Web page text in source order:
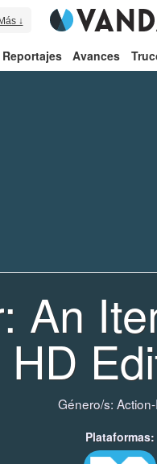
Más ↓
Reportajes Avances
An
HD
Género/s:
Plataformas: